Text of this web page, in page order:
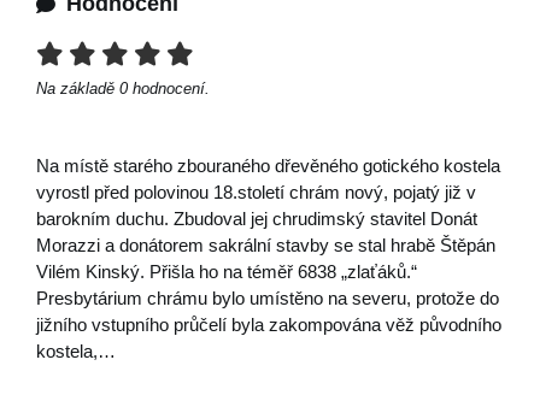
Na základě 0 hodnocení.
Na místě starého zbouraného dřevěného gotického kostela
vyrostl před polovinou 18.století chrám nový, pojatý již v
barokním duchu. Zbudoval jej chrudimský stavitel Donát
Morazzi a donátorem sakrální stavby se stal hrabě Štěpán
Vilém Kinský. Přišla ho na téměř 6838 „zlaťáků.“
Presbytárium chrámu bylo umístěno na severu, protože do
jižního vstupního průčelí byla zakompována věž původního
kostela,…